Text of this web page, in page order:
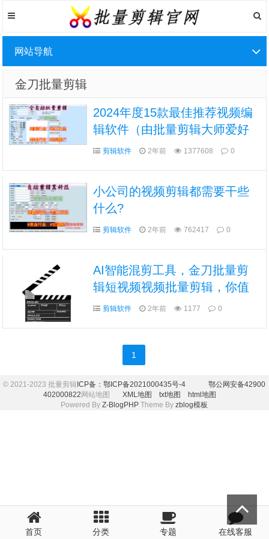
网站导航
金刀批量剪辑
2024年度15款最佳推荐视频编
辑软件（由批量剪辑大师爱好
者推荐）
剪辑软件 2年前 1377608 0
小公司的视频剪辑都需要干些
什么?
剪辑软件 2年前 762417 0
AI智能混剪工具，金刀批量剪
辑短视频视频批量剪辑，你值
得拥有
剪辑软件 2年前 1177 0
1
© 2021-2023 批量剪辑 ICP备：鄂ICP备2021000435号-4
鄂公网安备42900
402000822 网站地图XML地图 txt地图
html地图
Powered ByZ-BlogPHP Theme Byzblog模板
首页 分类 专题 在线客服